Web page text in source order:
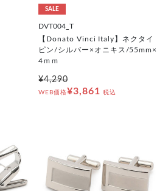
SALE
DVT004_T
【Donato Vinci Italy】ネクタイ
ピン/シルバー×オニキス/55mm×
4ｍｍ
¥4,290
WEB価格¥3,861 税込